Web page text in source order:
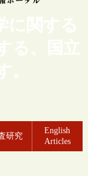
に関する
る、国立
。
研究
English
Articles